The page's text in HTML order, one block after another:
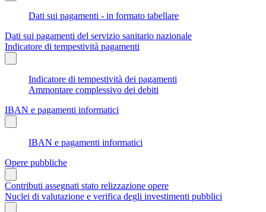
Dati sui pagamenti - in formato tabellare
Dati sui pagamenti del servizio sanitario nazionale
Indicatore di tempestività pagamenti
Indicatore di tempestività dei pagamenti
Ammontare complessivo dei debiti
IBAN e pagamenti informatici
IBAN e pagamenti informatici
Opere pubbliche
Contributi assegnati stato relizzazione opere
Nuclei di valutazione e verifica degli investimenti pubblici